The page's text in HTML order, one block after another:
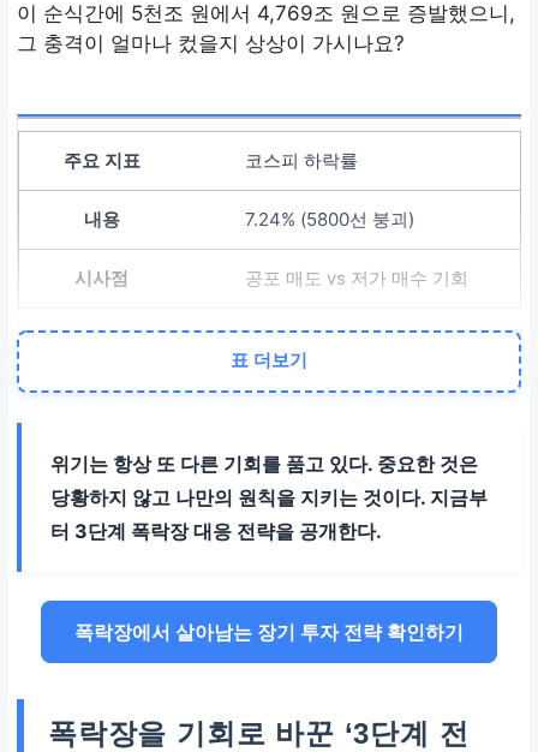
이 순식간에 5천조 원에서 4,769조 원으로 증발했으니,
그 충격이 얼마나 컸을지 상상이 가시나요?
코스피 하락률
7.24% (5800선 붕괴)
공포 매도 vs 저가 매수 기회
외국인 순매도
현금 확보의 중요성
방산주 에이치브이엠
한 달 +200%
표 더보기
위기는 항상 또 다른 기회를 품고 있다. 중요한 것은
당황하지 않고 나만의 원칙을 지키는 것이다. 지금부
터 3단계 폭락장 대응 전략을 공개한다.
폭락장에서 살아남는 장기 투자 전략 확인하기
폭락장을 기회로 바꾼 ‘3단계 전